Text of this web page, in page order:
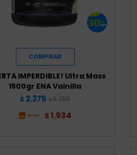
IMPERDIBLE! Ultra Mass
1500gr ENA Vainilla
$ 2.275 $ 3.250
$ 1.934